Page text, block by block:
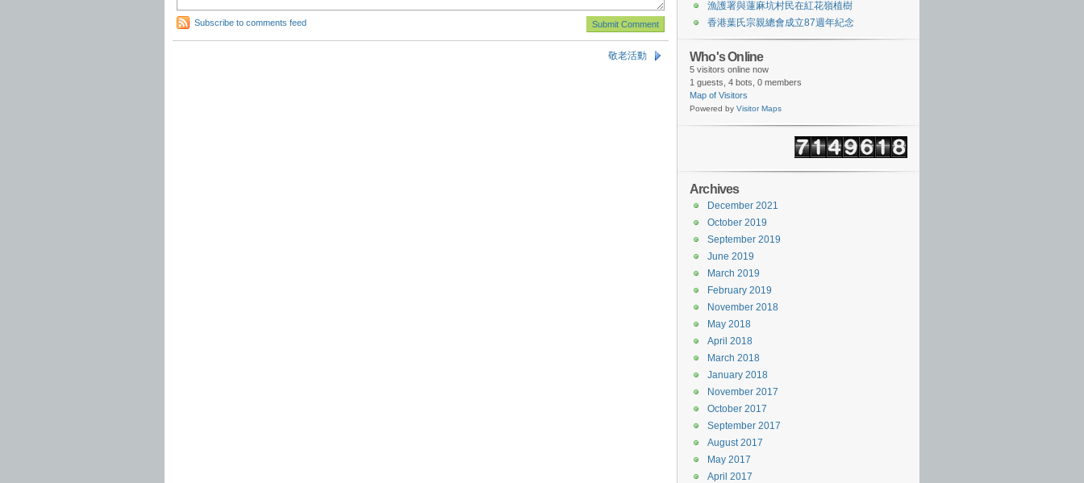
Subscribe to comments feed
敬老活動
漁護署與蓮麻坑村民在紅花嶺植樹
香港葉氏宗親總會成立87週年紀念
Who's Online
5 visitors online now
1 guests, 4 bots, 0 members
Map of Visitors
Powered by Visitor Maps
Archives
December 2021
October 2019
September 2019
June 2019
March 2019
February 2019
November 2018
May 2018
April 2018
March 2018
January 2018
November 2017
October 2017
September 2017
August 2017
May 2017
April 2017